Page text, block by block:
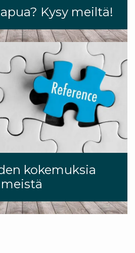
Kysy meiltä!
kokemuksia
meistä